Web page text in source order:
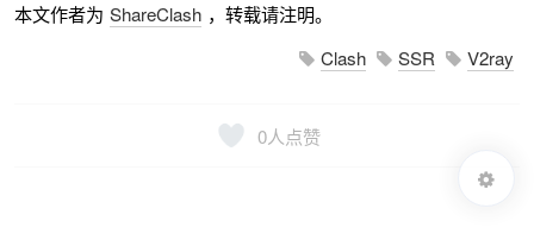
本文作者为 ShareClash ，转载请注明。
Clash
SSR V2ray
0人点赞